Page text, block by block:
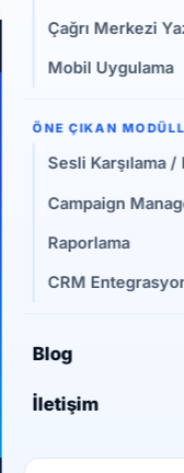
Çağrı Merkezi
Mobil Uygulama
ÖNE ÇIKAN
Sesli Karşılama /
Campaign
Raporlama
CRM
Blog
İletişim